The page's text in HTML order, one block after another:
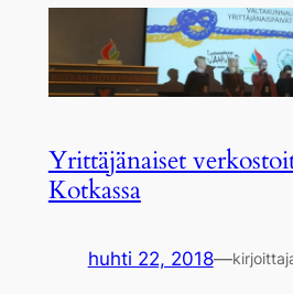
Yrittäjänaiset
Kotkassa
huhti 22, 2018—